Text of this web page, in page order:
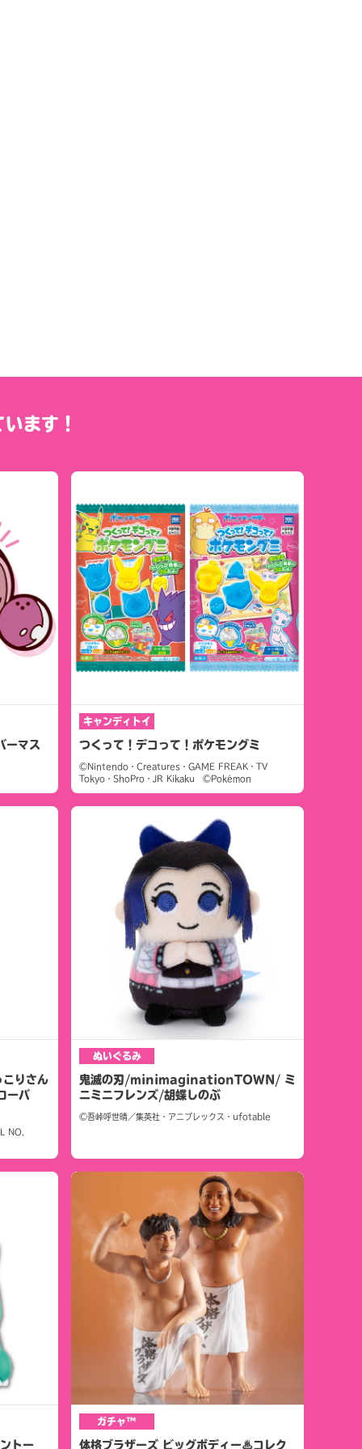
ます！
ーマス
キャンディトイ
つくって！デコって！ポケモングミ
©Nintendo・Creatures・GAME FREAK・TV
Tokyo・ShoPro・JR Kikaku ©Pokémon
こりさん
ーバ
NO.
ぬいぐるみ
鬼滅の刃/minimaginationTOWN/ ミ
ニミニフレンズ/胡蝶しのぶ
©吾峠呼世晴／集英社・アニプレックス・ufotable
トー
ガチャ™
体格ブラザーズ ビッグボディー♨コレク